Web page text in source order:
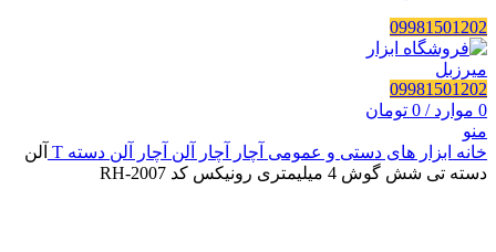
09981501202
09981501202
0 موارد /
0 تومان
منو
خانه ابزار های دستی و عمومی آچار آچار آلن آچار آلن دسته T
آلن
دسته تی شش گوش 4 میلیمتری رونیکس کد RH-2007